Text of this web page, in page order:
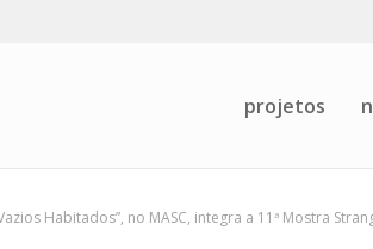
projetos
Habitados”, no MASC, integra a 11ª Mostra